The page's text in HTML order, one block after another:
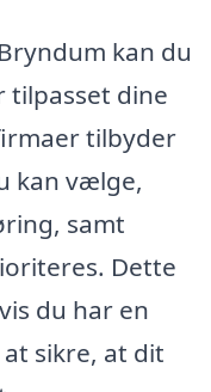
kan du
tilpasset dine
tilbyder
kan vælge,
samt
Dette
du har en
sikre, at dit